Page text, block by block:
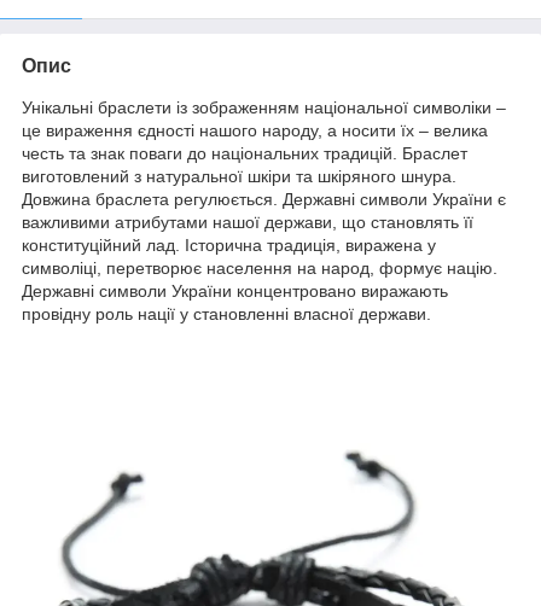
Опис
Унікальні браслети із зображенням національної символіки –
це вираження єдності нашого народу, а носити їх – велика
честь та знак поваги до національних традицій. Браслет
виготовлений з натуральної шкіри та шкіряного шнура.
Довжина браслета регулюється. Державні символи України є
важливими атрибутами нашої держави, що становлять її
конституційний лад. Історична традиція, виражена у
символіці, перетворює населення на народ, формує націю.
Державні символи України концентровано виражають
провідну роль нації у становленні власної держави.